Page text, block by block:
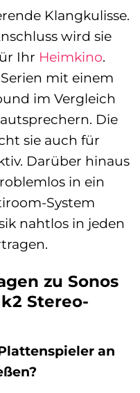
Klangkulisse.
wird sie
Ihr Heimkino.
mit einem
im Vergleich
Die
sie auch für
Darüber hinaus
in ein
System
nahtlos in jeden
zu Sonos
Stereo-
an